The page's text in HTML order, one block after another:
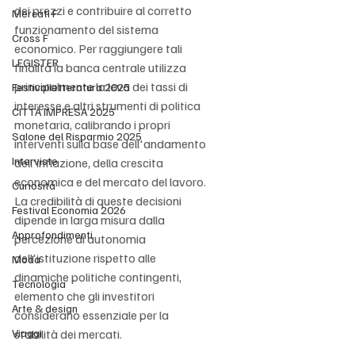
Mercati F
Cross F
LEGISTER
Festivalletteratura 2025
CITTÀ IMPRESA 2025
Salone del Risparmio 2025
Interviste
Curiosità
Festival Economia 2026
Approfondimenti
Moda
Tecnologia
Arte & design
Viaggi
dei prezzi e contribuire al corretto
funzionamento del sistema
economico. Per raggiungere tali
finalità la banca centrale utilizza
principalmente la leva dei tassi di
interesse e altri strumenti di politica
monetaria, calibrando i propri
interventi sulla base dell'andamento
dell'inflazione, della crescita
economica e del mercato del lavoro.
La credibilità di queste decisioni
dipende in larga misura dalla
percezione di autonomia
dell'istituzione rispetto alle
dinamiche politiche contingenti,
elemento che gli investitori
considerano essenziale per la
stabilità dei mercati.